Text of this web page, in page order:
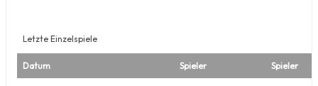
Letzte Einzelspiele
Datum Spieler Spieler